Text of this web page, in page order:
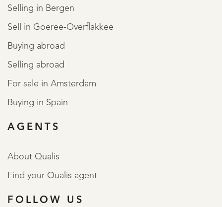
Selling in Bergen
Sell in Goeree-Overflakkee
Buying abroad
Selling abroad
For sale in Amsterdam
Buying in Spain
AGENTS
About Qualis
Find your Qualis agent
FOLLOW US